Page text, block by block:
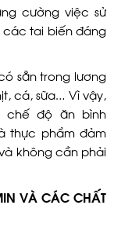
cường việc sử
tai biến đáng
sẵn trong lương
cá, sữa… Vì vậy,
chế độ ăn bình
thực phẩm đảm
không cần phải
VÀ CÁC CHẤT